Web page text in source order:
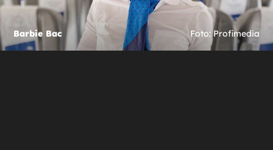
Barbie Bac Foto: Profimedia